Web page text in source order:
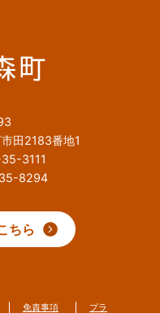
田2183番地1
3111
8294
ちら
免責事項 プラ